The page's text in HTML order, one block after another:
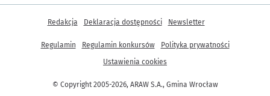
© Copyright 2005-2026, ARAW S.A., Gmina Wrocław
Inne informacje
Redakcja Deklaracja dostępności Newsletter
Regulamin Regulamin konkursów
Polityka prywatności
Ustawienia cookies